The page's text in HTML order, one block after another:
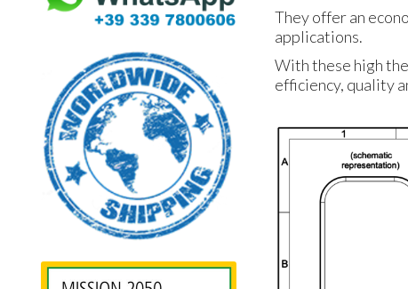
They offer an
applications.
With these high
efficiency, quality